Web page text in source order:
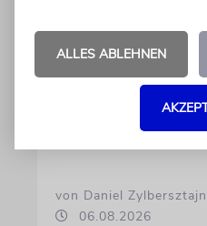
Seitenwechsel
In Stanford hetzte
Studentenprotesten
von Daniel
06.08.2026
ALLES ABLEHNEN